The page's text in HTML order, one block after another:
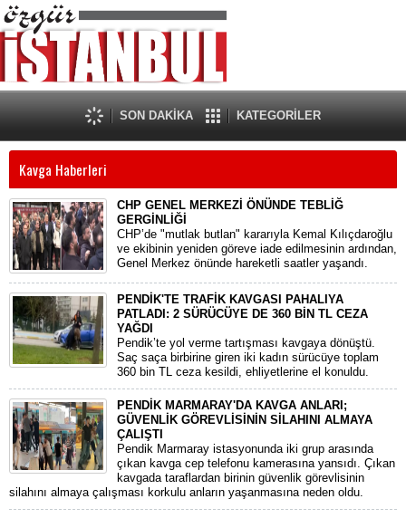
SON DAKİKA KATEGORİLER
Kavga Haberleri
CHP GENEL MERKEZİ ÖNÜNDE TEBLİĞ
GERGİNLİĞİ
​CHP’de "mutlak butlan" kararıyla Kemal Kılıçdaroğlu
ve ekibinin yeniden göreve iade edilmesinin ardından,
Genel Merkez önünde hareketli saatler yaşandı.
PENDİK'TE TRAFİK KAVGASI PAHALIYA
PATLADI: 2 SÜRÜCÜYE DE 360 BİN TL CEZA
YAĞDI
Pendik’te yol verme tartışması kavgaya dönüştü.
Saç saça birbirine giren iki kadın sürücüye toplam
360 bin TL ceza kesildi, ehliyetlerine el konuldu.
PENDİK MARMARAY'DA KAVGA ANLARI;
GÜVENLİK GÖREVLİSİNİN SİLAHINI ALMAYA
ÇALIŞTI
Pendik Marmaray istasyonunda iki grup arasında
çıkan kavga cep telefonu kamerasına yansıdı. Çıkan
kavgada taraflardan birinin güvenlik görevlisinin
silahını almaya çalışması korkulu anların yaşanmasına neden oldu.